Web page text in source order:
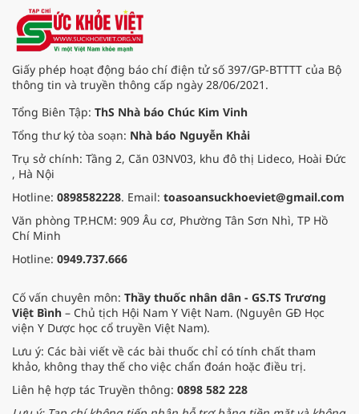
Giấy phép hoạt động báo chí điện tử số 397/GP-BTTTT của Bộ
thông tin và truyền thông cấp ngày 28/06/2021.
Tổng Biên Tập: ThS Nhà báo Chúc Kim Vinh
Tổng thư ký tòa soạn: Nhà báo Nguyễn Khải
Trụ sở chính: Tầng 2, Căn 03NV03, khu đô thị Lideco, Hoài Đức
, Hà Nội
Hotline: 0898582228. Email: toasoansuckhoeviet@gmail.com
Văn phòng TP.HCM: 909 Âu cơ, Phường Tân Sơn Nhì, TP Hồ
Chí Minh
Hotline: 0949.737.666
Cố vấn chuyên môn: Thầy thuốc nhân dân - GS.TS Trương
Việt Bình – Chủ tịch Hội Nam Y Việt Nam. (Nguyên GĐ Học
viện Y Dược học cổ truyền Việt Nam).
Lưu ý: Các bài viết về các bài thuốc chỉ có tính chất tham
khảo, không thay thế cho việc chẩn đoán hoặc điều trị.
Liên hệ hợp tác Truyền thông: 0898 582 228